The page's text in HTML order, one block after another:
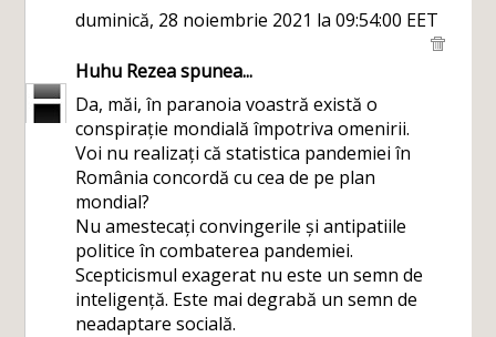
duminică, 28 noiembrie 2021 la 09:54:00 EET
Huhu Rezeaspunea...
Da, măi, în paranoia voastră există o
conspirație mondială împotriva omenirii.
Voi nu realizați că statistica pandemiei în
România concordă cu cea de pe plan
mondial?
Nu amestecați convingerile și antipatiile
politice în combaterea pandemiei.
Scepticismul exagerat nu este un semn de
inteligență. Este mai degrabă un semn de
neadaptare socială.